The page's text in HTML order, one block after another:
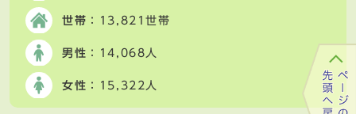
世帯 ：13,821世帯
男性 ：14,068人
女性 ：15,322人